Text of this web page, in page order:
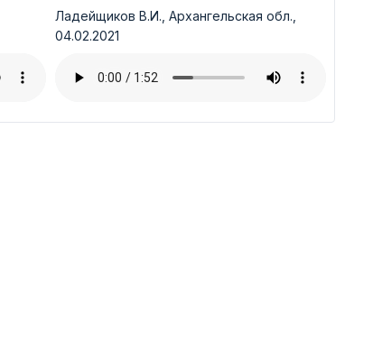
Ладейщиков В.И., Архангельская обл.,
04.02.2021